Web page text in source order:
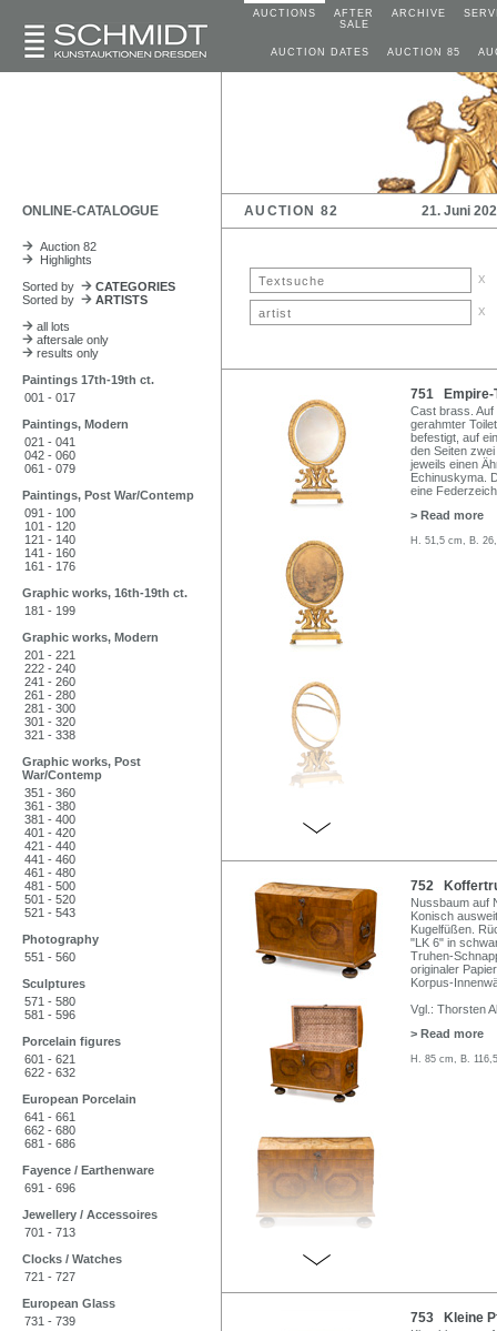
AUCTIONS
AFTER
SALE
ARCHIVE
AUCTION DATES AUCTION 85
ONLINE-CATALOGUE AUCTION 82 21. Juni
Auction 82
Highlights
Sorted by
CATEGORIES
Sorted by
ARTISTS
all lots
aftersale only
results only
Paintings 17th-19th ct.
001 - 017
Paintings, Modern
021 - 041
042 - 060
061 - 079
Paintings, Post War/Contemp
091 - 100
101 - 120
121 - 140
141 - 160
161 - 176
Graphic works, 16th-19th ct.
181 - 199
Graphic works, Modern
201 - 221
222 - 240
241 - 260
261 - 280
281 - 300
301 - 320
321 - 338
Graphic works, Post
War/Contemp
351 - 360
361 - 380
381 - 400
401 - 420
421 - 440
441 - 460
461 - 480
481 - 500
501 - 520
521 - 543
Photography
551 - 560
Sculptures
571 - 580
581 - 596
Porcelain figures
601 - 621
622 - 632
European Porcelain
641 - 661
662 - 680
681 - 686
Fayence / Earthenware
691 - 696
Jewellery / Accessoires
701 - 713
Clocks / Watches
721 - 727
European Glass
731 - 739
x
x
751 Empire-
Cast brass.
gerahmter
befestigt, auf
den Seiten
jeweils einen
Echinuskyma.
eine
> Read more
H. 51,5 cm, B.
752
Nussbaum auf
Konisch
Kugelfüßen.
"LK 6" in
Truhen-
originaler
Korpus-
Vgl.: Thorsten
> Read more
H. 85 cm, B.
753 Kleine